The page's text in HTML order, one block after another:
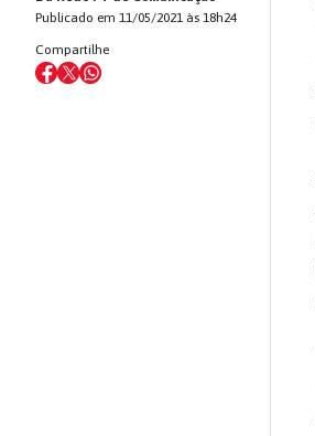
Publicado em 11/05/2021 às 18h24
Compartilhe